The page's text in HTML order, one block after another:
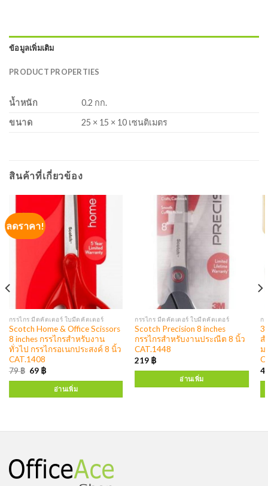
ข้อมูลเพิ่มเติม
PRODUCT PROPERTIES
น้ำหนัก
0.2 กก.
ขนาด
25 × 15 × 10 เซนติเมตร
สินค้าที่เกี่ยวข้อง
ลดราคา!
กรรไกร มีดคัตเตอร์ ใบมีดคัตเตอร์
Scotch Home & Office Scissors
8 inches กรรไกรสำหรับงาน
ทั่วไป กรรไกรอเนกประสงค์ 8 นิ้ว
CAT.1408
79฿ 69 ฿
อ่านเพิ่ม
กรรไกร มีดคัตเตอร์ ใบมีดคัตเตอร์
Scotch Precision 8 inches
กรรไกรสำหรับงานประณีต 8 นิ้ว
CAT.1448
219 ฿
อ่านเพิ่ม
ก
ส
ม